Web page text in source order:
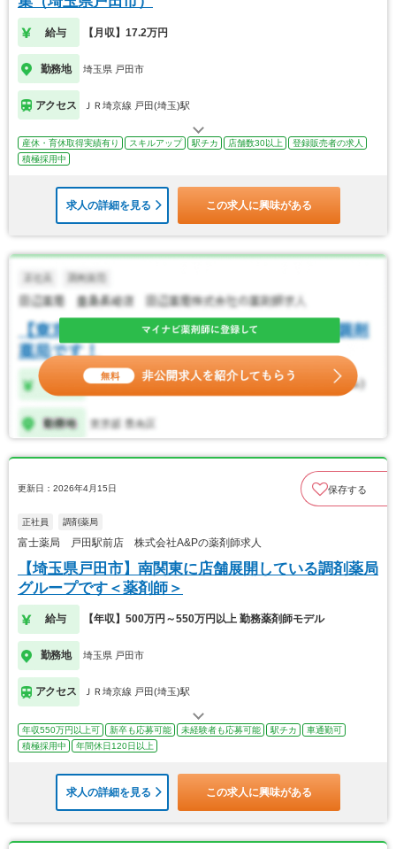
給与 【月収】17.2万円
勤務地 埼玉県 戸田市
アクセス ＪＲ埼京線 戸田(埼玉)駅
産休・育休取得実績有り スキルアップ 駅チカ 店舗数30以上
登録販売者の求人
積極採用中
求人の詳細を見る この求人に興味がある
更新日：2026年4月15日 保存する
正社員 調剤薬局
富士薬局 戸田駅前店 株式会社A&Pの薬剤師求人
【埼玉県戸田市】南関東に店舗展開している調剤薬局
グループです＜薬剤師＞
給与 【年収】500万円～550万円以上 勤務薬剤師モデル
勤務地 埼玉県 戸田市
アクセス ＪＲ埼京線 戸田(埼玉)駅
年収550万円以上可 新卒も応募可能 未経験者も応募可能 駅チカ
車通勤可
積極採用中
年間休日120日以上
求人の詳細を見る この求人に興味がある